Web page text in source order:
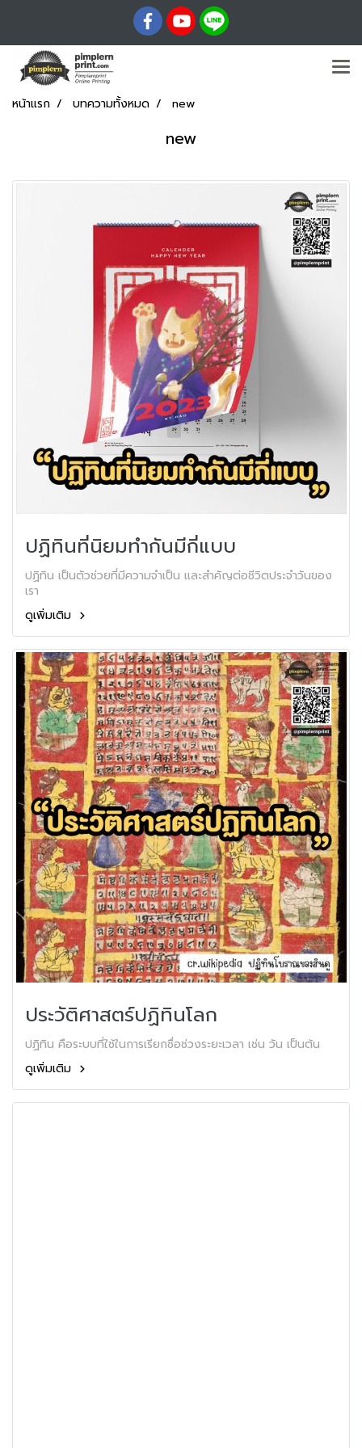
หน้าแรก บทความทั้งหมด new
new
ปฏิทินที่นิยมทำกันมีกี่แบบ
ปฏิทิน เป็นตัวช่วยที่มีความจำเป็น และสำคัญต่อชีวิตประจำวันของ
เรา
ดูเพิ่มเติม
ประวัติศาสตร์ปฏิทินโลก
ปฏิทิน คือระบบที่ใช้ในการเรียกชื่อช่วงระยะเวลา เช่น วัน เป็นต้น
ดูเพิ่มเติม